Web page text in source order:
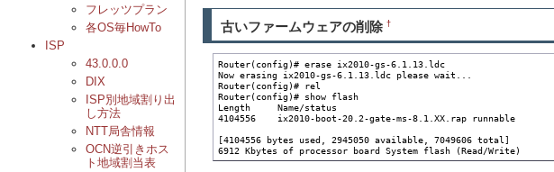
フレッツプラン
各OS毎HowTo
ISP
43.0.0.0
DIX
ISP別地域割り出
し方法
NTT局舎情報
OCN逆引きホス
ト地域割当表
古いファームウェアの削除†
Router(config)# erase ix2010-gs-6.1.13.ldc
Now erasing ix2010-gs-6.1.13.ldc please wait...
Router(config)# rel
Router(config)# show flash
Length     Name/status
4104556    ix2010-boot-20.2-gate-ms-8.1.XX.rap runnable
[4104556 bytes used, 2945050 available, 7049606 total]
6912 Kbytes of processor board System flash (Read/Write)